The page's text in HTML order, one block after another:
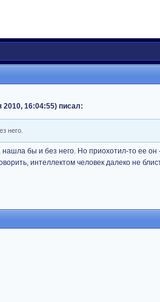
2010, 16:04:55) писал:
него.
нашла бы и без него. Но приохотил-то ее
интеллектом человек далеко не